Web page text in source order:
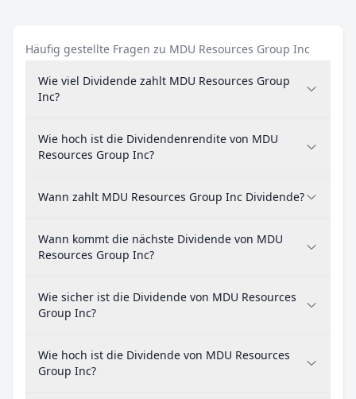
Häufig gestellte Fragen zu MDU Resources Group Inc
Wie viel Dividende zahlt MDU Resources Group
Inc?
Wie hoch ist die Dividendenrendite von MDU
Resources Group Inc?
Wann zahlt MDU Resources Group Inc Dividende?
Wann kommt die nächste Dividende von MDU
Resources Group Inc?
Wie sicher ist die Dividende von MDU Resources
Group Inc?
Wie hoch ist die Dividende von MDU Resources
Group Inc?